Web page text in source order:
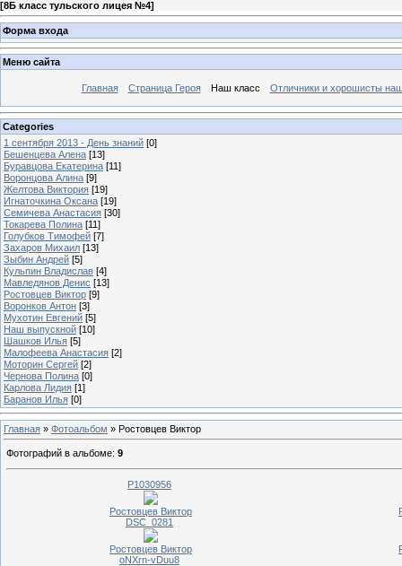
[8Б класс тульского лицея №4]
Форма входа
Меню сайта
Главная Страница Героя Наш класс Отличники и хорошисты
Categories
1 сентября 2013 - День знаний [0]
Бешенцева Алена [13]
Буравцова Екатерина [11]
Воронцова Алина [9]
Желтова Виктория [19]
Игнаточкина Оксана [19]
Семичева Анастасия [30]
Токарева Полина [11]
Голубков Тимофей [7]
Захаров Михаил [13]
Зыбин Андрей [5]
Кульпин Владислав [4]
Мавледянов Денис [13]
Ростовцев Виктор [9]
Воронков Антон [3]
Мухотин Евгений [5]
Наш выпускной [10]
Шашков Илья [5]
Малофеева Анастасия [2]
Моторин Сергей [2]
Чернова Полина [0]
Карлова Лидия [1]
Баранов Илья [0]
Главная » Фотоальбом » Ростовцев Виктор
Фотографий в альбоме: 9
P1030956
Ростовцев Виктор
DSC_0281
Ростовцев Виктор
oNXrn-vDuu8